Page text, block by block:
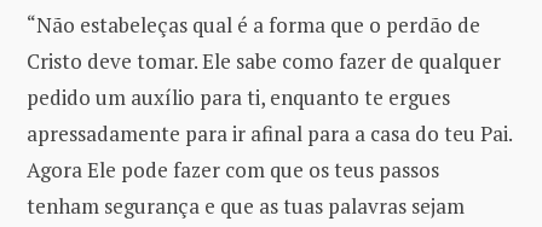
“Não estabeleças qual é a forma que o perdão de
Cristo deve tomar. Ele sabe como fazer de qualquer
pedido um auxílio para ti, enquanto te ergues
apressadamente para ir afinal para a casa do teu Pai.
Agora Ele pode fazer com que os teus passos
tenham segurança e que as tuas palavras sejam